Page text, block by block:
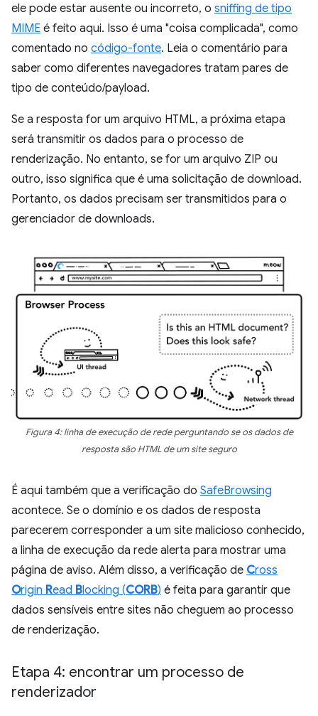
ele pode estar ausente ou incorreto, o sniffing de tipo
MIME é feito aqui. Isso é uma "coisa complicada", como
comentado no código-fonte. Leia o comentário para
saber como diferentes navegadores tratam pares de
tipo de conteúdo/payload.
Se a resposta for um arquivo HTML, a próxima etapa
será transmitir os dados para o processo de
renderização. No entanto, se for um arquivo ZIP ou
outro, isso significa que é uma solicitação de download.
Portanto, os dados precisam ser transmitidos para o
gerenciador de downloads.
Figura 4: linha de execução de rede perguntando se os dados de
resposta são HTML de um site seguro
É aqui também que a verificação do SafeBrowsing
acontece. Se o domínio e os dados de resposta
parecerem corresponder a um site malicioso conhecido,
a linha de execução da rede alerta para mostrar uma
página de aviso. Além disso, a verificação de Cross
Origin Read Blocking (CORB) é feita para garantir que
dados sensíveis entre sites não cheguem ao processo
de renderização.
Etapa 4: encontrar um processo de
renderizador